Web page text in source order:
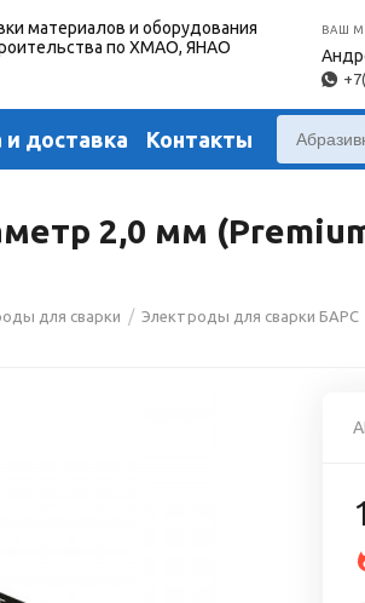
материалов и оборудования
по ХМАО, ЯНАО
ВАШ
и доставка Контакты
2,0 мм
для сварки / Электроды для сварки БАРС